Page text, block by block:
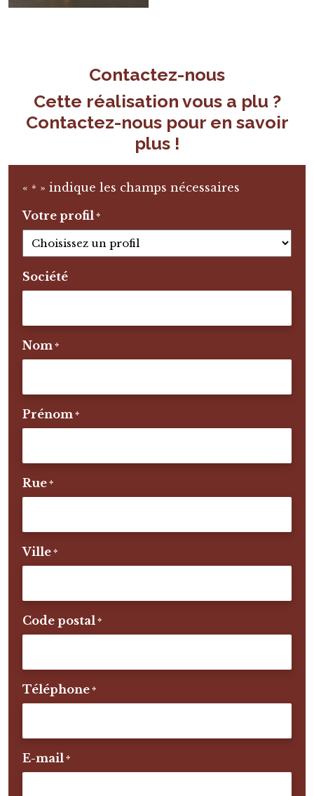
Contactez-nous
Cette réalisation vous a plu ?
Contactez-nous pour en savoir
plus !
« * » indique les champs nécessaires
Votre profil*
Société
Nom*
Prénom*
Rue*
Ville*
Code postal*
Téléphone*
E-mail*